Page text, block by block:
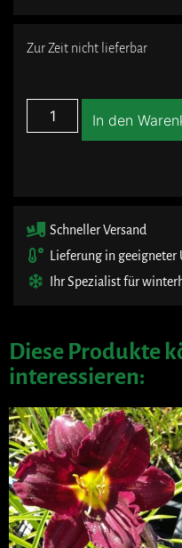
Zur Zeit nicht lieferbar
In den
Schneller Versand
Lieferung in
Ihr Spezialist für
Diese Produkte
interessieren: